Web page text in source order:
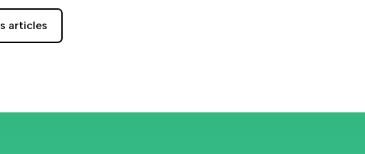
articles